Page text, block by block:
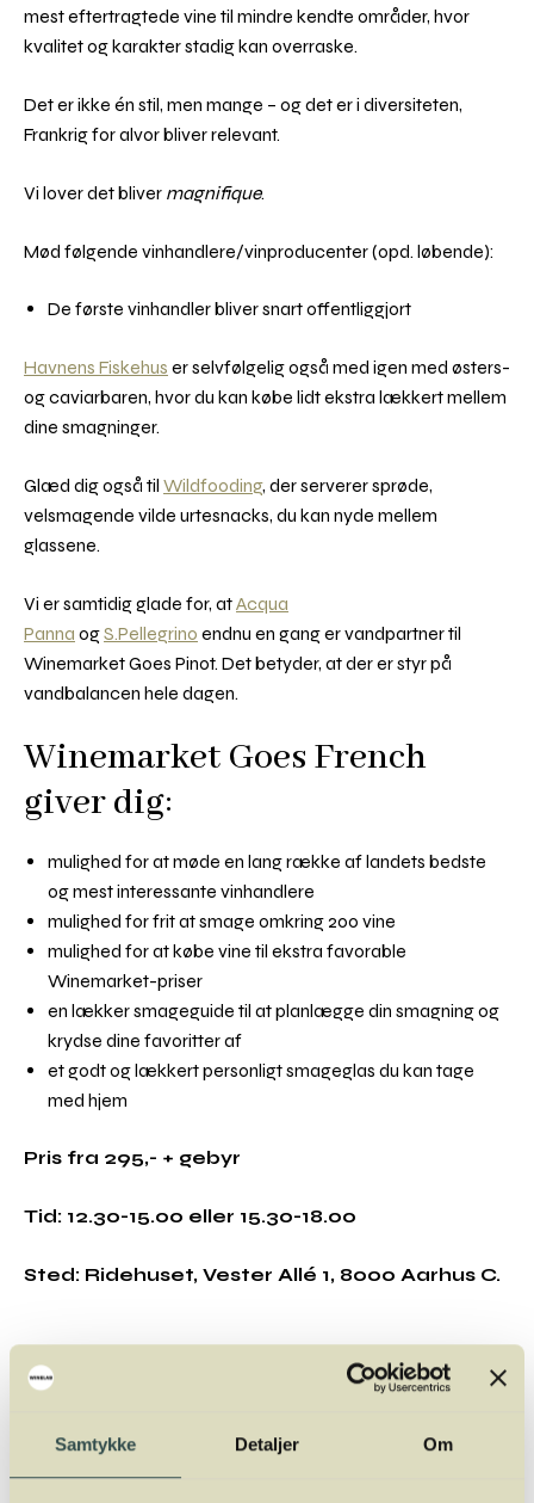
Samtykke Detaljer Om
mest eftertragtede vine til mindre kendte områder, hvor
kvalitet og karakter stadig kan overraske.
Det er ikke én stil, men mange – og det er i diversiteten,
Frankrig for alvor bliver relevant.
Vi lover det bliver magnifique.
Mød følgende vinhandlere/vinproducenter (opd. løbende):
De første vinhandler bliver snart offentliggjort
Havnens Fiskehus er selvfølgelig også med igen med østers-
og caviarbaren, hvor du kan købe lidt ekstra lækkert mellem
dine smagninger.
Glæd dig også til Wildfooding, der serverer sprøde,
velsmagende vilde urtesnacks, du kan nyde mellem
glassene.
Vi er samtidig glade for, atAcqua
Panna ogS.Pellegrino endnu en gang er vandpartner til
Winemarket Goes Pinot. Det betyder, at der er styr på
vandbalancen hele dagen.
Winemarket Goes French
giver dig:
mulighed for at møde en lang række af landets bedste
og mest interessante vinhandlere
mulighed for frit at smage omkring 200 vine
mulighed for at købe vine til ekstra favorable
Winemarket-priser
en lækker smageguide til at planlægge din smagning og
krydse dine favoritter af
et godt og lækkert personligt smageglas du kan tage
med hjem
Pris fra 295,- + gebyr
Tid: 12.30-15.00 eller 15.30-18.00
Sted: Ridehuset, Vester Allé 1, 8000 Aarhus C.
Arrangøren oplyser
Deltagere skal være minimum 18 år.
videresælges.
Ved udgang må der kun medtages et vinglas per person.